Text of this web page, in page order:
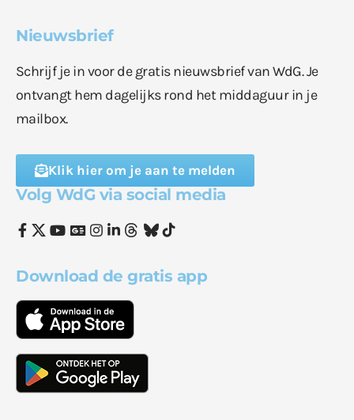
Nieuwsbrief
Schrijf je in voor de gratis nieuwsbrief van WdG. Je
ontvangt hem dagelijks rond het middaguur in je
mailbox.
Klik hier om je aan te melden
Volg WdG via social media
Download de gratis app